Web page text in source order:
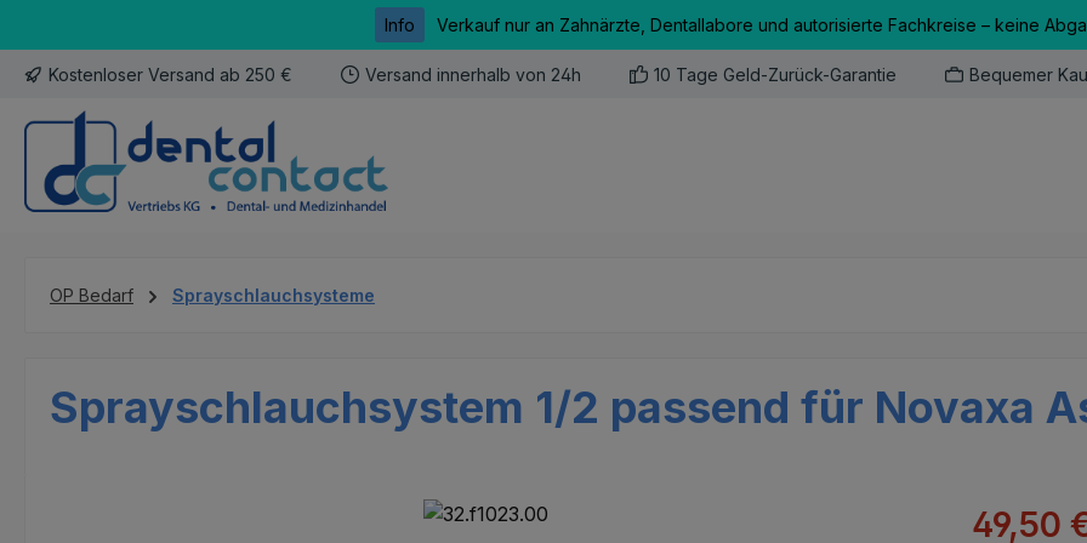
Info Verkauf nur an Zahnärzte, Dentallabore und autorisierte Fachkreise – keine
Kostenloser Versand ab 250 € Versand innerhalb von 24h 10 Tage Geld-Zurück-Garantie Bequemer
OP Bedarf Sprayschlauchsysteme
Sprayschlauchsystem 1/2 passend für Novaxa
49,50